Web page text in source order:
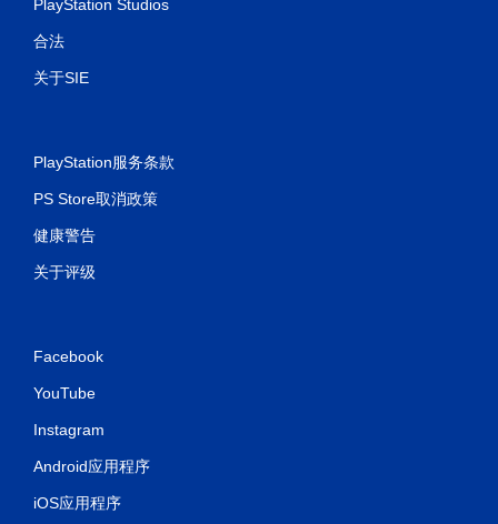
PlayStation Studios
合法
关于SIE
PlayStation服务条款
PS Store取消政策
健康警告
关于评级
Facebook
YouTube
Instagram
Android应用程序
iOS应用程序